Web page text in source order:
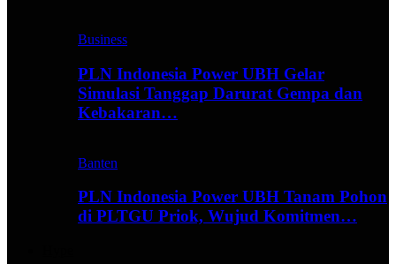
Business
PLN Indonesia Power UBH Gelar
Simulasi Tanggap Darurat Gempa dan
Kebakaran…
Banten
PLN Indonesia Power UBH Tanam Pohon
di PLTGU Priok, Wujud Komitmen…